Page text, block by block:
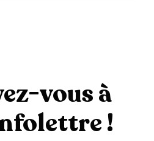
vous à
!